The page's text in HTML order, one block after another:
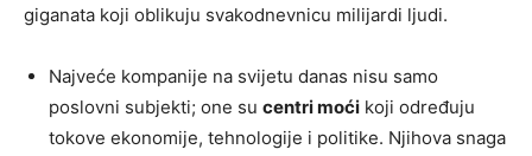
giganata koji oblikuju svakodnevnicu milijardi ljudi.
Najveće kompanije na svijetu danas nisu samo
poslovni subjekti; one su centri moći koji određuju
tokove ekonomije, tehnologije i politike. Njihova snaga